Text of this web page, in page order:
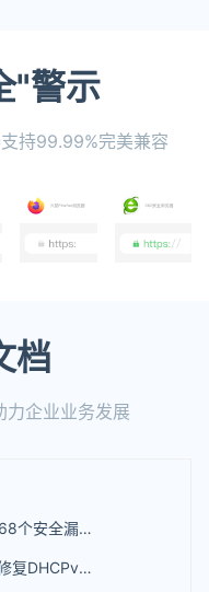
"警示
持99.99%完美兼容
档
力企业业务发展
Debian 13发布内核安全更新修复68个安全漏洞 包括4个评分高达9.8分的漏洞
CVE-2026-53921 OpenWrt紧急修复DHCPv6漏洞